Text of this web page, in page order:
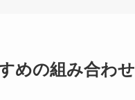
めの組み合わせ